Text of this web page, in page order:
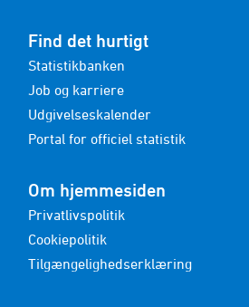
Find det hurtigt
Statistikbanken
Job og karriere
Udgivelseskalender
Portal for officiel statistik
Om hjemmesiden
Privatlivspolitik
Cookiepolitik
Tilgængelighedserklæring